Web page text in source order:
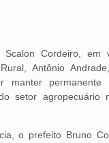
Cordeiro, em
Rural, Antônio
manter
setor
o prefeito Bruno